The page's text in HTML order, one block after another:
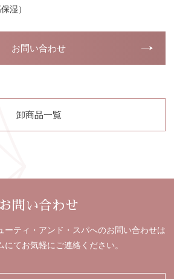
湿）
お問い合わせ
卸商品一覧
お問い合わせ
ーティ・アンド・スパへのお問い合わせは
にてお気軽にご連絡ください。